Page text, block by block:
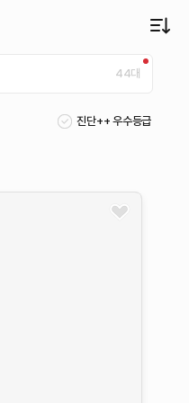
44대
진단++ 우수등급